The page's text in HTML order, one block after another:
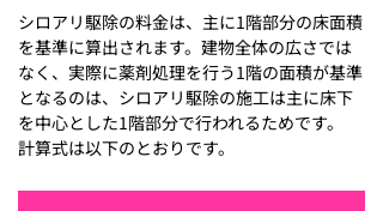
シロアリ駆除の料金は、主に1階部分の床面積
を基準に算出されます。建物全体の広さでは
なく、実際に薬剤処理を行う1階の面積が基準
となるのは、シロアリ駆除の施工は主に床下
を中心とした1階部分で行われるためです。
計算式は以下のとおりです。